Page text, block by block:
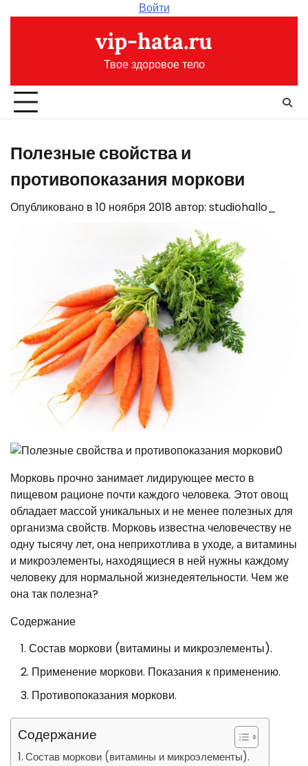
Войти
vip-hata.ru
Твое здоровое тело
Полезные свойства и
противопоказания моркови
Опубликовано в 10 ноября 2018 автор: studiohallo_
Морковь прочно занимает лидирующее место в
пищевом рационе почти каждого человека. Этот овощ
обладает массой уникальных и не менее полезных для
организма свойств. Морковь известна человечеству не
одну тысячу лет, она неприхотлива в уходе, а витамины
и микроэлементы, находящиеся в ней нужны каждому
человеку для нормальной жизнедеятельности. Чем же
она так полезна?
Содержание
Состав моркови (витамины и микроэлементы).
Применение моркови. Показания к применению.
Противопоказания моркови.
Содержание
Состав моркови (витамины и микроэлементы).